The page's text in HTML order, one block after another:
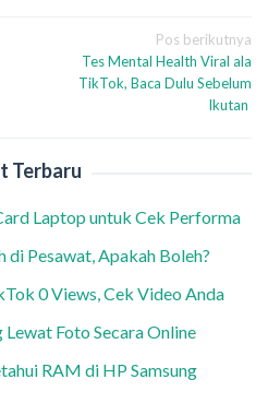
Pos berikutnya
Tes Mental Health Viral ala
TikTok, Baca Dulu Sebelum
Ikutan
Terbaru
Laptop untuk Cek Performa
Pesawat, Apakah Boleh?
0 Views, Cek Video Anda
Foto Secara Online
RAM di HP Samsung